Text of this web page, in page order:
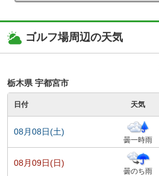
ゴルフ場周辺の天気
栃木県 宇都宮市
日付 天気
08月08日(土)
曇一時雨
08月09日(日)
曇のち雨